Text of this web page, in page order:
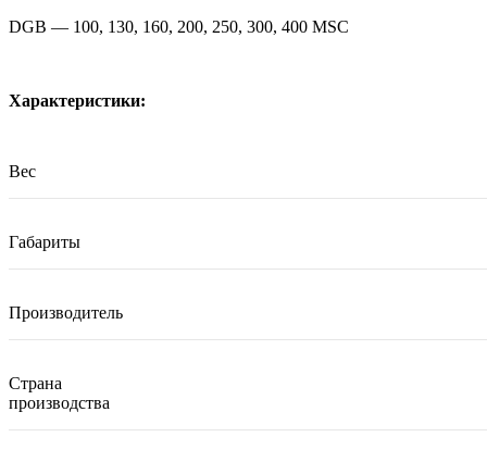
DGB — 100, 130, 160, 200, 250, 300, 400 MSC
Характеристики:
Вес
Габариты
Производитель
Страна
производства